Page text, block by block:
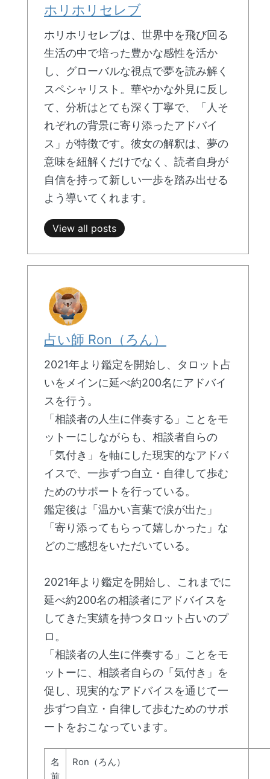
ホリホリセレブ
ホリホリセレブは、世界中を飛び回る
生活の中で培った豊かな感性を活か
し、グローバルな視点で夢を読み解く
スペシャリスト。華やかな外見に反し
て、分析はとても深く丁寧で、「人そ
れぞれの背景に寄り添ったアドバイ
ス」が特徴です。彼女の解釈は、夢の
意味を紐解くだけでなく、読者自身が
自信を持って新しい一歩を踏み出せる
よう導いてくれます。
View all posts
占い師 Ron（ろん）
2021年より鑑定を開始し、タロット占
いをメインに延べ約200名にアドバイ
スを行う。
「相談者の人生に伴奏する」ことをモ
ットーにしながらも、相談者自らの
「気付き」を軸にした現実的なアドバ
イスで、一歩ずつ自立・自律して歩む
ためのサポートを行っている。
鑑定後は「温かい言葉で涙が出た」
「寄り添ってもらって嬉しかった」な
どのご感想をいただいている。
2021年より鑑定を開始し、これまでに
延べ約200名の相談者にアドバイスを
してきた実績を持つタロット占いのプ
ロ。
「相談者の人生に伴奏する」ことをモ
ットーに、相談者自らの「気付き」を
促し、現実的なアドバイスを通じて一
歩ずつ自立・自律して歩むためのサポ
ートをおこなっています。
名
前
Ron（ろん）